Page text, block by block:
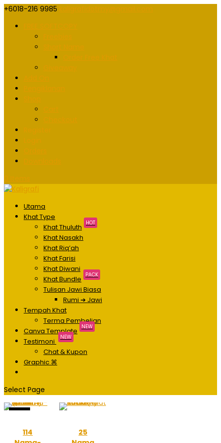
+6018-216 9985
Utama
Khat Type
Khat Thuluth
HOT
Khat Nasakh
Khat Riq’ah
Khat Farisi
Khat Diwani
Khat Bundle
PACK
Tulisan Jawi Biasa
Rumi ➔ Jawi
Tempah Khat
Terma Pembelian
Canva Template
NEW
Testimoni NEW
Chat & Kupon
Graphic ⌘
Select Page
114
25